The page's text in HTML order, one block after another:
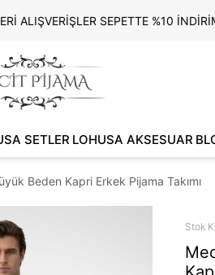
ALIŞVERİŞLER SEPETTE %10
SETLER LOHUSA AKSESUAR
Beden Kapri Erkek Pijama Takımı
Stok